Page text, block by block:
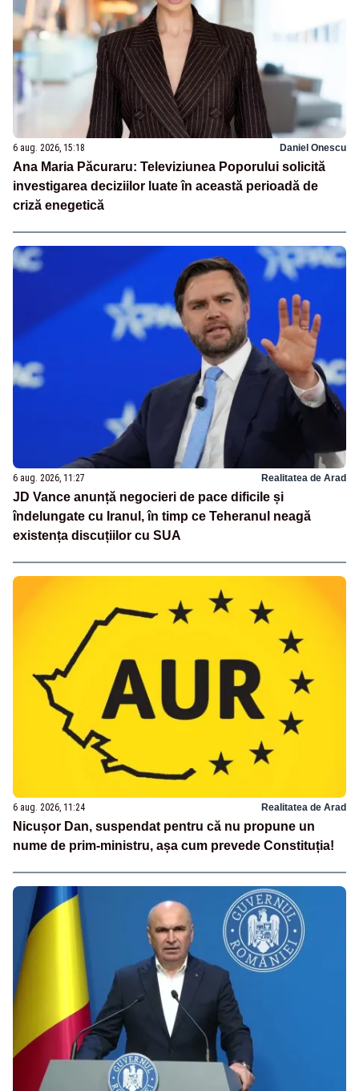
6 aug. 2026, 15:18 Daniel Onescu
Ana Maria Păcuraru: Televiziunea Poporului solicită
investigarea deciziilor luate în această perioadă de
criză enegetică
6 aug. 2026, 11:27 Realitatea de Arad
JD Vance anunță negocieri de pace dificile și
îndelungate cu Iranul, în timp ce Teheranul neagă
existența discuțiilor cu SUA
6 aug. 2026, 11:24 Realitatea de Arad
Nicușor Dan, suspendat pentru că nu propune un
nume de prim-ministru, așa cum prevede Constituția!